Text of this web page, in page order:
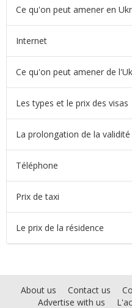
Ce qu'on peut amener en
Internet
Ce qu'on peut amener de
Les types et le prix des visas
La prolongation de la validité
Téléphone
Prix de taxi
Le prix de la résidence
About us Contact us
Advertise with us